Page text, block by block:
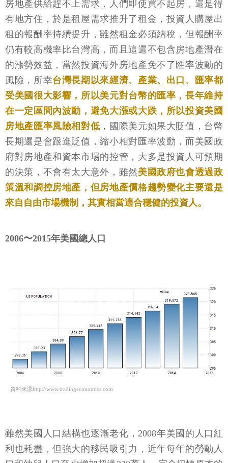
房地產供給趕不上需求，人們即使買不起房，還是得
有地方住，於是租屋需求推升了租金，投資人購屋出
租的報酬率持續提升，雖然租金必須納稅，但報酬率
仍有較高機率比台灣高，而且這還不包含房地產潛在
的漲勢效益，當然投資海外房地產免不了匯率波動的
風險，所幸台灣長期以來經濟、產業、出口、匯率都
受美國很大影響，所以美元對台幣的匯率，長年維持
在一定區間內波動，避免大漲或大跌，所以投資美國
房地產匯率風險相對低 ，國際美元如果大貶值，台幣
長期還是會跟進貶值，縮小相對匯率波動，而美國政
府對房地產和資本市場的控管，大多是投資人可預期
的決策，不會有太大意外，雖然美國政府也會透過政
策溫和調控房地產，但房地產價格趨勢變化主要還是
來自自由市場機制，其實相當適合穩健的投資人。
2006〜2015年美國總人口
資料來源http://www.tradingeconomics.com
雖然美國人口結構也逐漸老化，2008年美國的人口紅
利也耗盡，但強大的移民吸引力，近年每年的勞動人